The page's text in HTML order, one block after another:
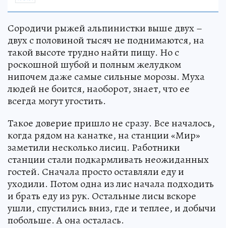
Сородичи рыжей альпинистки выше двух –
двух с половиной тысяч не поднимаются, на
такой высоте трудно найти пищу. Но с
роскошной шубой и полным желудком
нипочем даже самые сильные морозы. Муха
людей не боится, наоборот, знает, что ее
всегда могут угостить.
Такое доверие пришло не сразу. Все началось,
когда рядом на канатке, на станции «Мир»
заметили несколько лисиц. Работники
станции стали подкармливать неожиданных
гостей. Сначала просто оставляли еду и
уходили. Потом одна из лис начала подходить
и брать еду из рук. Остальные лисы вскоре
ушли, спустились вниз, где и теплее, и добычи
побольше. А она осталась.